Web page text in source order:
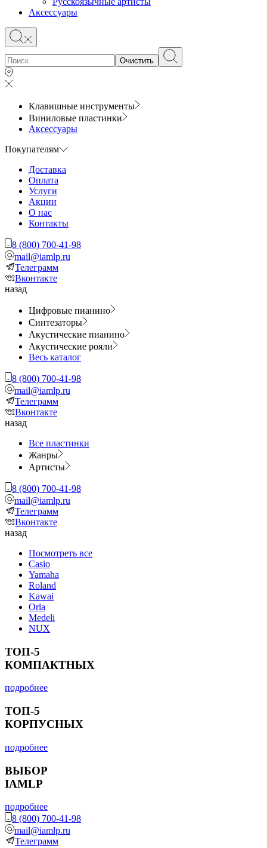
Аксессуары
Очистить
Клавишные инструменты
Виниловые пластинки
Аксессуары
Покупателям
Доставка
Оплата
Услуги
Акции
О нас
Контакты
8 (800) 700-41-98
mail@iamlp.ru
Телеграмм
Вконтакте
назад
Цифровые пианино
Синтезаторы
Акустические пианино
Акустические рояли
Весь каталог
8 (800) 700-41-98
mail@iamlp.ru
Телеграмм
Вконтакте
назад
Все пластинки
Жанры
Артисты
8 (800) 700-41-98
mail@iamlp.ru
Телеграмм
Вконтакте
назад
Посмотреть все
Casio
Yamaha
Roland
Kawai
Orla
Medeli
NUX
ТОП-5
КОМПАКТНЫХ
подробнее
ТОП-5
КОРПУСНЫХ
подробнее
ВЫБОР
IAMLP
подробнее
8 (800) 700-41-98
mail@iamlp.ru
Телеграмм